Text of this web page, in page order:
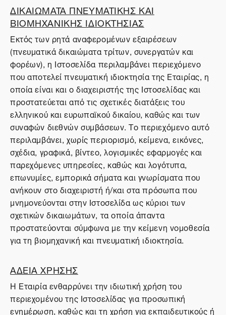
ΔΙΚΑΙΩΜΑΤΑ ΠΝΕΥΜΑΤΙΚΗΣ ΚΑΙ
ΒΙΟΜΗΧΑΝΙΚΗΣ ΙΔΙΟΚΤΗΣΙΑΣ
Εκτός των ρητά αναφερομένων εξαιρέσεων
(πνευματικά δικαιώματα τρίτων, συνεργατών και
φορέων), η Ιστοσελίδα περιλαμβάνει περιεχόμενο
που αποτελεί πνευματική ιδιοκτησία της Εταιρίας, η
οποία είναι και ο διαχειριστής της Ιστοσελίδας και
προστατεύεται από τις σχετικές διατάξεις του
ελληνικού και ευρωπαϊκού δικαίου, καθώς και των
συναφών διεθνών συμβάσεων. Το περιεχόμενο αυτό
περιλαμβάνει, χωρίς περιορισμό, κείμενα, εικόνες,
σχέδια, γραφικά, βίντεο, λογισμικές εφαρμογές και
παρεχόμενες υπηρεσίες, καθώς και λογότυπα,
επωνυμίες, εμπορικά σήματα και γνωρίσματα που
ανήκουν στο διαχειριστή ή/και στα πρόσωπα που
μνημονεύονται στην Ιστοσελίδα ως κύριοι των
σχετικών δικαιωμάτων, τα οποία άπαντα
προστατεύονται σύμφωνα με την κείμενη νομοθεσία
για τη βιομηχανική και πνευματική ιδιοκτησία.
ΑΔΕΙΑ ΧΡΗΣΗΣ
Η Εταιρία ενθαρρύνει την ιδιωτική χρήση του
περιεχομένου της Ιστοσελίδας για προσωπική
ενημέρωση, καθώς και τη χρήση για εκπαιδευτικούς ή